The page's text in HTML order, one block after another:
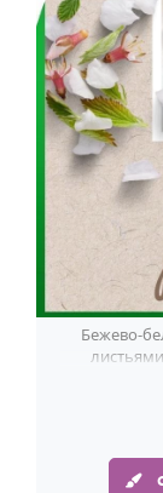
Свадьба
Годовщина
Календарь
КОМУ
Женщине
Мужчине
Маме
Папе
Детям
Все
Бежево-